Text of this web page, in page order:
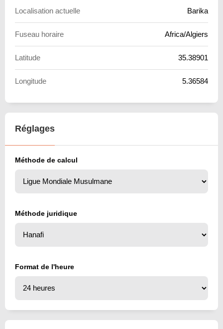
Localisation actuelle Barika
Fuseau horaire Africa/Algiers
Latitude 35.38901
Longitude 5.36584
Réglages
Méthode de calcul
Méthode juridique
Format de l'heure